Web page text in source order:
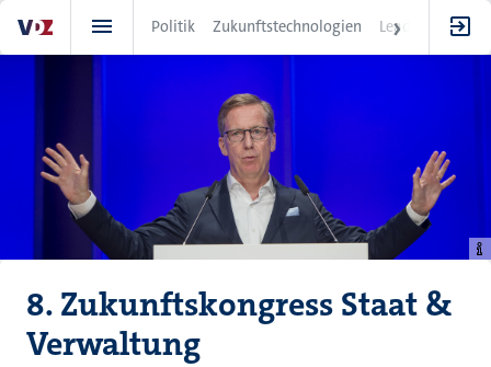
zum
Inhalt
Politik Zukunftstechnologien Leadership
8. Zukunftskongress Staat &
Verwaltung